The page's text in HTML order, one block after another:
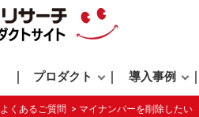
プロダクト 導入事例
よくあるご質問 マイナンバーを削除したい